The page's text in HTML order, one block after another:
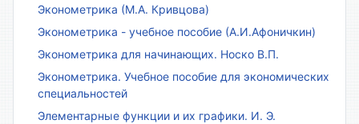
Эконометрика (М.А. Кривцова)
Эконометрика - учебное пособие (А.И.Афоничкин)
Эконометрика для начинающих. Носко В.П.
Эконометрика. Учебное пособие для экономических
специальностей
Элементарные функции и их графики. И. Э.